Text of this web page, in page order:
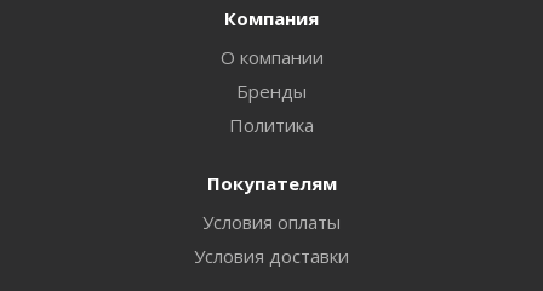
Компания
О компании
Бренды
Политика
Покупателям
Условия оплаты
Условия доставки